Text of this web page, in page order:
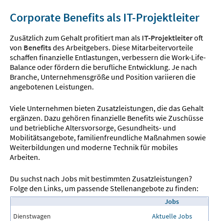
Corporate Benefits als IT-Projektleiter
Zusätzlich zum Gehalt profitiert man als IT-Projektleiteroft
von Benefitsdes Arbeitgebers. Diese Mitarbeitervorteile
schaffen finanzielle Entlastungen, verbessern die Work-Life-
Balance oder fördern die berufliche Entwicklung. Je nach
Branche, Unternehmensgröße und Position variieren die
angebotenen Leistungen.
Viele Unternehmen bieten Zusatzleistungen, die das Gehalt
ergänzen. Dazu gehören finanzielle Benefits wie Zuschüsse
und betriebliche Altersvorsorge, Gesundheits- und
Mobilitätsangebote, familienfreundliche Maßnahmen sowie
Weiterbildungen und moderne Technik für mobiles
Arbeiten.
Du suchst nach Jobs mit bestimmten Zusatzleistungen?
Folge den Links, um passende Stellenangebote zu finden:
Jobs
Dienstwagen
Aktuelle Jobs